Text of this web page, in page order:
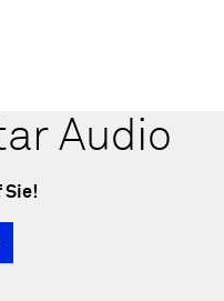
Audio
Sie!